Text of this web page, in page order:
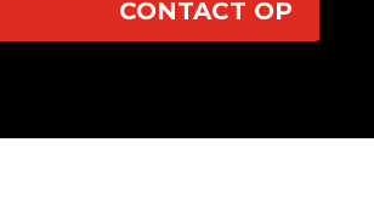
CONTACT OP